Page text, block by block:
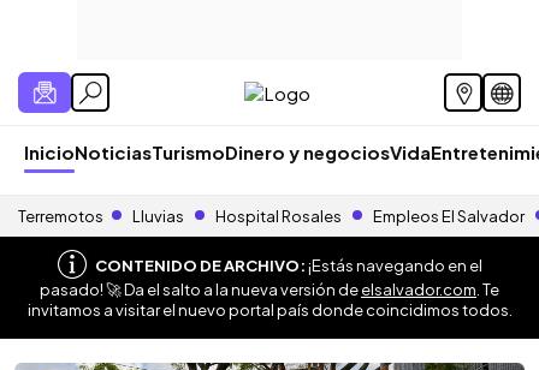
InicioNoticiasTurismoDinero y negociosVida
Terremotos Lluvias Hospital Rosales Empleos El Salvador
CONTENIDO DE ARCHIVO:¡Estás navegando en el
pasado! 🚀 Da el salto a la nueva versión deelsalvador.com . Te
invitamos a visitar el nuevo portal país donde coincidimos todos.